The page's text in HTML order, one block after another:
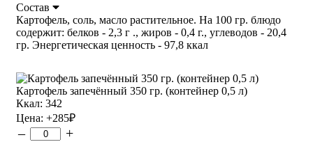
Состав
Картофель, соль, масло растительное. На 100 гр. блюдо
содержит: белков - 2,3 г ., жиров - 0,4 г., углеводов - 20,4
гр. Энергетическая ценность - 97,8 ккал
Картофель запечённый 350 гр. (контейнер 0,5 л)
Ккал: 342
Цена: +285₽
– +